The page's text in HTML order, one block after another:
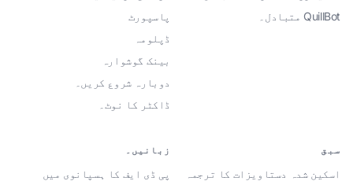
QuillBot متبادل۔
پاسپورٹ
ڈپلومہ
بینک گوشوارہ
دوبارہ شروع کریں۔
ڈاکٹر کا نوٹ۔
سبق
اسکین شدہ دستاویزات کا ترجمہ
زبانیں۔
پی ڈی ایف کا ہسپانوی میں